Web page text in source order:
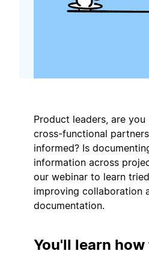
Product leaders, are
cross-functional
informed? Is
information across
our webinar to learn
improving collaboration
You'll learn how